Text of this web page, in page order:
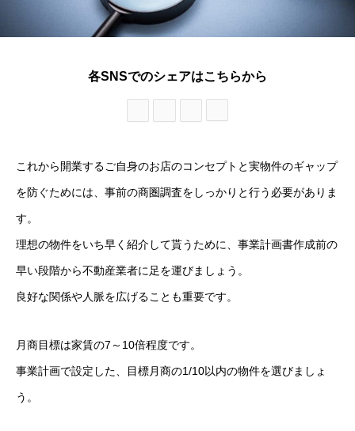
各SNSでのシェアはこちらから
これから開業するご自身のお店のコンセプトと実物件のギャップ
を防ぐためには、事前の商圏調査をしっかりと行う必要がありま
す。
理想の物件をいち早く紹介して貰うために、事業計画書作成前の
早い段階から不動産業者に足を運びましょう。
良好な関係や人脈を広げることも重要です。
月商目標は家賃の7～10倍程度です。
事業計画で設定した、目標月商の1/10以内の物件を選びましょ
う。